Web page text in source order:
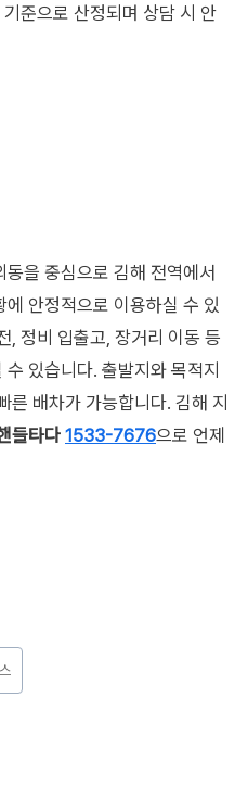
준으로 산정되며 상담 시 안
동을 중심으로 김해 전역에서
안정적으로 이용하실 수 있
, 정비 입출고, 장거리 이동 등
있습니다. 출발지와 목적지
른 배차가 가능합니다. 김해 지
들타다 1533-7676으로 언제